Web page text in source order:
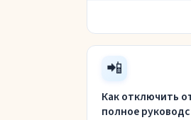
📲
Как отключить
полное